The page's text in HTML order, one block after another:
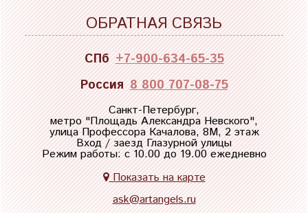
ОБРАТНАЯ СВЯЗЬ
СПб +7-900-634-65-35
Россия 8 800 707-08-75
Санкт-Петербург,
метро "Площадь Александра Невского",
улица Профессора Качалова, 8М, 2 этаж
Вход / заезд Глазурной улицы
Режим работы: с 10.00 до 19.00 ежедневно
Показать на карте
ask@artangels.ru